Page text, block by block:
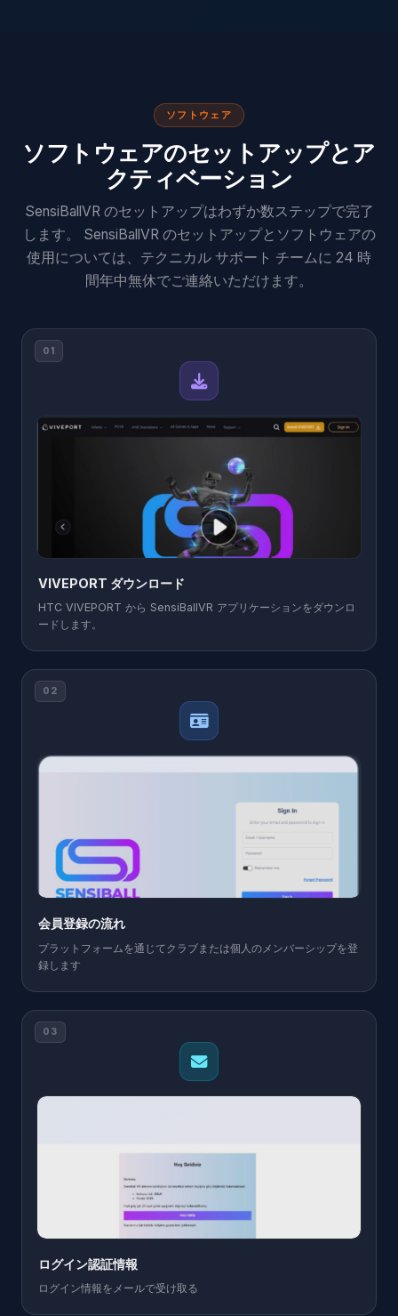
ソフトウェア
ソフトウェアのセットアップとア
クティベーション
SensiBallVR のセットアップはわずか数ステップで完了
します。 SensiBallVR のセットアップとソフトウェアの
使用については、テクニカル サポート チームに 24 時
間年中無休でご連絡いただけます。
01
VIVEPORT ダウンロード
HTC VIVEPORT から SensiBallVR アプリケーションをダウンロ
ードします。
02
会員登録の流れ
プラットフォームを通じてクラブまたは個人のメンバーシップを登
録します
03
ログイン認証情報
ログイン情報をメールで受け取る